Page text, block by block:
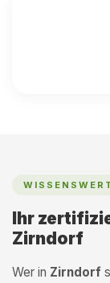
Ihr
Zirndorf
Wer in Zirndorf